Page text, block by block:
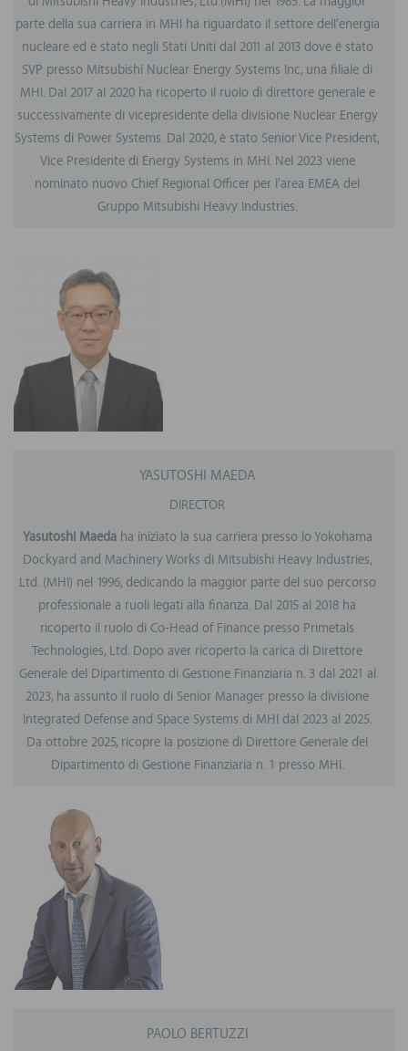
parte della sua carriera in MHI ha riguardato il settore dell'energia
nucleare ed è stato negli Stati Uniti dal 2011 al 2013 dove è stato
SVP presso Mitsubishi Nuclear Energy Systems Inc, una filiale di
MHI. Dal 2017 al 2020 ha ricoperto il ruolo di direttore generale e
successivamente di vicepresidente della divisione Nuclear Energy
Systems di Power Systems. Dal 2020, è stato Senior Vice President,
Vice Presidente di Energy Systems in MHI. Nel 2023 viene
nominato nuovo Chief Regional Officer per l'area EMEA del
Gruppo Mitsubishi Heavy Industries.
YASUTOSHI MAEDA
DIRECTOR
Yasutoshi Maedaha iniziato la sua carriera presso lo Yokohama
Dockyard and Machinery Works di Mitsubishi Heavy Industries,
Ltd. (MHI) nel 1996, dedicando la maggior parte del suo percorso
professionale a ruoli legati alla finanza. Dal 2015 al 2018 ha
ricoperto il ruolo di Co-Head of Finance presso Primetals
Technologies, Ltd. Dopo aver ricoperto la carica di Direttore
Generale del Dipartimento di Gestione Finanziaria n. 3 dal 2021 al
2023, ha assunto il ruolo di Senior Manager presso la divisione
Integrated Defense and Space Systems di MHI dal 2023 al 2025.
Da ottobre 2025, ricopre la posizione di Direttore Generale del
Dipartimento di Gestione Finanziaria n. 1 presso MHI.
PAOLO BERTUZZI